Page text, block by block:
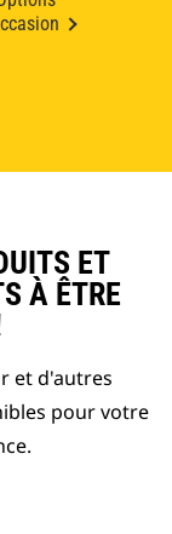
ET
À ÊTRE
et d'autres
pour votre